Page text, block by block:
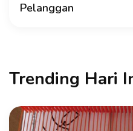
Pelanggan
Trending Hari